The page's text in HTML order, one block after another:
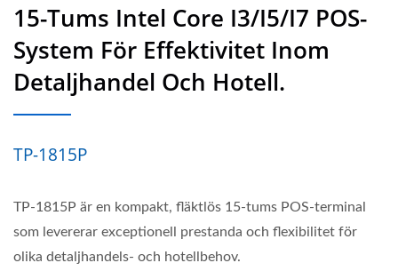
15-Tums Intel Core I3/i5/i7 POS-
System För Effektivitet Inom
Detaljhandel Och Hotell.
TP-1815P
TP-1815P är en kompakt, fläktlös 15-tums POS-terminal
som levererar exceptionell prestanda och flexibilitet för
olika detaljhandels- och hotellbehov.